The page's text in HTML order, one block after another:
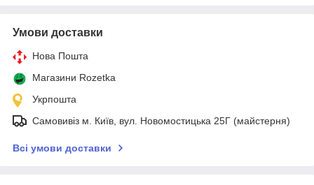
Умови доставки
Нова Пошта
Магазини Rozetka
Укрпошта
Самовивіз м. Київ, вул. Новомостицька 25Г (майстерня)
Всі умови доставки